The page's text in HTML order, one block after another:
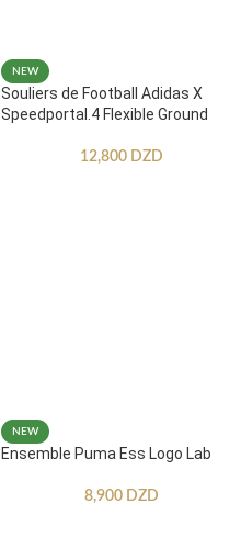
NEW
Souliers de Football Adidas X
Speedportal.4 Flexible Ground
12,800 DZD
NEW
Ensemble Puma Ess Logo Lab
8,900 DZD